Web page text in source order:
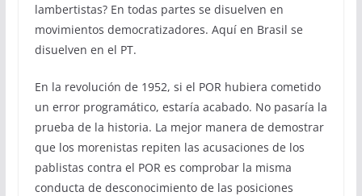
lambertistas? En todas partes se disuelven en
movimientos democratizadores. Aquí en Brasil se
disuelven en el PT.
En la revolución de 1952, si el POR hubiera cometido
un error programático, estaría acabado. No pasaría la
prueba de la historia. La mejor manera de demostrar
que los morenistas repiten las acusaciones de los
pablistas contra el POR es comprobar la misma
conducta de desconocimiento de las posiciones